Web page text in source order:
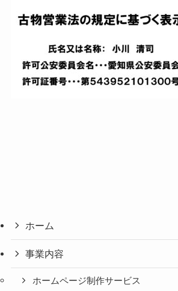
ホーム
事業内容
ホームページ制作サービス